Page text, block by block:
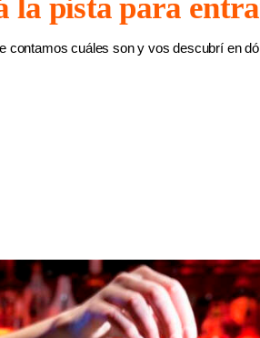
la pista para
contamos cuáles son y vos descubrí en